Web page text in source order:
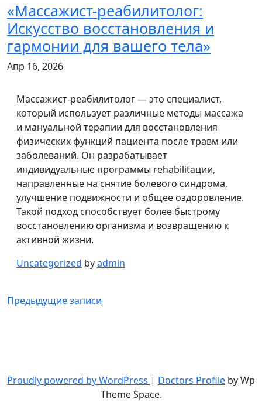
«Массажист-реабилитолог:
Искусство восстановления и
гармонии для вашего тела»
Апр 16, 2026
Массажист-реабилитолог — это специалист,
который использует различные методы массажа
и мануальной терапии для восстановления
физических функций пациента после травм или
заболеваний. Он разрабатывает
индивидуальные программы rehabilitaции,
направленные на снятие болевого синдрома,
улучшение подвижности и общее оздоровление.
Такой подход способствует более быстрому
восстановлению организма и возвращению к
активной жизни.
Uncategorized byadmin
Навигация
Предыдущие записи
Proudly powered by WordPress | Doctors Profile by Wp
Theme Space.